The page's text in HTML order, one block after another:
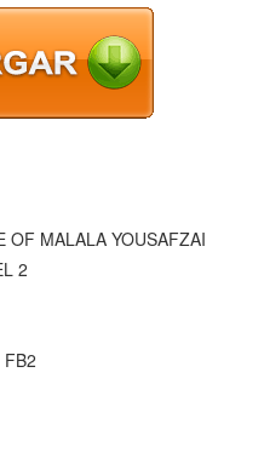
OF MALALA YOUSAFZAI
2